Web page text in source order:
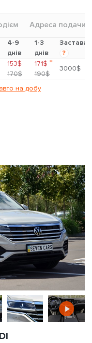
Адреса подачи
4-9
днів
1-3
днів
Застава
?
153$
170$
171$ *
190$
3000$
на добу